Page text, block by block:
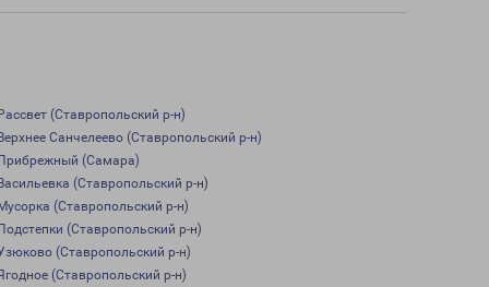
(Ставропольский р-н)
Санчелеево (Ставропольский р-н)
(Самара)
(Ставропольский р-н)
(Ставропольский р-н)
(Ставропольский р-н)
(Ставропольский р-н)
(Ставропольский р-н)